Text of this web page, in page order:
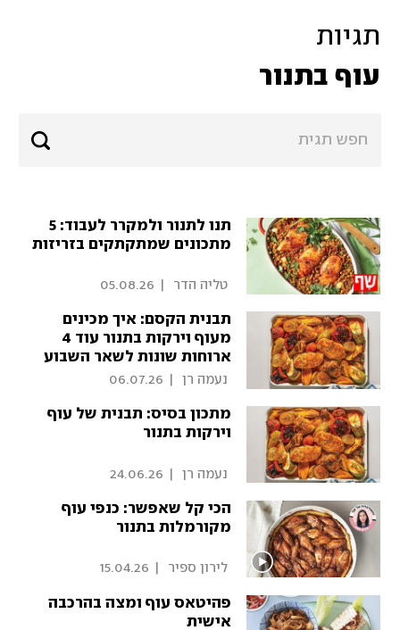
תגיות
עוף בתנור
תנו לתנור ולמקרר לעבוד: 5
מתכונים שמתקתקים בזריזות
טליה הדר 05.08.26
תבנית הקסם: איך מכינים
מעוף וירקות בתנור עוד 4
ארוחות שונות לשאר השבוע
נעמה רן 06.07.26
מתכון בסיס: תבנית של עוף
וירקות בתנור
נעמה רן 24.06.26
הכי קל שאפשר: כנפי עוף
מקורמלות בתנור
לירון ספיר 15.04.26
פהיטאס עוף ומצה בהרכבה
אישית